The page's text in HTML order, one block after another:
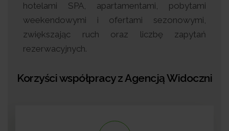
hotelami SPA, apartamentami, pobytami
weekendowymi i ofertami sezonowymi,
zwiększając ruch oraz liczbę zapytań
rezerwacyjnych.
Korzyści współpracy z Agencją Widoczni